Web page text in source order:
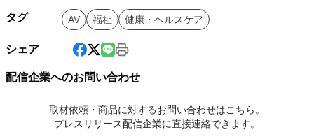
タグ AV 福祉 健康・ヘルスケア
シェア
配信企業へのお問い合わせ
取材依頼・商品に対するお問い合わせはこちら。
プレスリリース配信企業に直接連絡できます。